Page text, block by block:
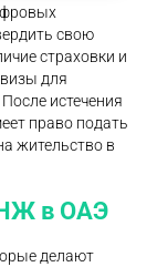
свою
страховки и
для
истечения
право подать
жительство в
в ОАЭ
делают